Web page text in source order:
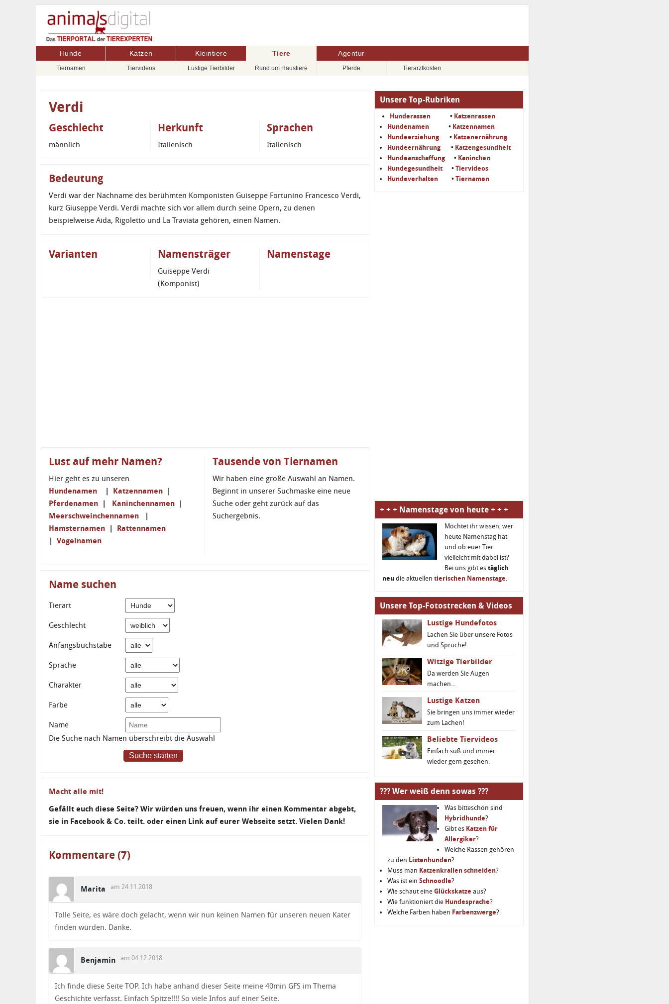
Hunde Katzen Kleintiere Tiere
Tiernamen Tiervideos Lustige Tierbilder Rund um Haustiere Pferde Tierarztkosten
Agentur
Verdi
Geschlecht
männlich
Herkunft
Italienisch
Sprachen
Italienisch
Bedeutung
Verdi war der Nachname des berühmten Komponisten Guiseppe Fortunino Francesco Verdi,
kurz Giuseppe Verdi. Verdi machte sich vor allem durch seine Opern, zu denen
beispielweise Aida, Rigoletto und La Traviata gehören, einen Namen.
Varianten Namensträger
Guiseppe Verdi
(Komponist)
Namenstage
Lust auf mehr Namen?
Hier geht es zu unseren
Hundenamen | Katzennamen |
Pferdenamen | Kaninchennamen |
Meerschweinchennamen |
Hamsternamen | Rattennamen
| Vogelnamen
Tausende von Tiernamen
Wir haben eine große Auswahl an Namen.
Beginnt in unserer Suchmaske eine neue
Suche oder geht zurück auf das
Suchergebnis.
Name suchen
Tierart
Geschlecht
Anfangsbuchstabe
Sprache
Charakter
Farbe
Name
Die Suche nach Namen überschreibt die Auswahl
Suche starten
Macht alle mit!
Gefällt euch diese Seite? Wir würden uns freuen, wenn ihr einen Kommentar abgebt,
sie in Facebook & Co. teilt. oder einen Link auf eurer Webseite setzt. Vielen Dank!
Kommentare (7)
Marita am 24.11.2018
Tolle Seite, es wäre doch gelacht, wenn wir nun keinen Namen für unseren neuen Kater
finden würden. Danke.
Benjamin am 04.12.2018
Ich finde diese Seite TOP. Ich habe anhand dieser Seite meine 40min GFS im Thema
Geschichte verfasst. Einfach Spitze!!!! So viele Infos auf einer Seite.
Unsere Top-Rubriken
Hunderassen • Katzenrassen
Hundenamen
• Katzennamen
Hundeerziehung • Katzenernährung
Hundeernährung • Katzengesundheit
Hundeanschaffung • Kaninchen
Hundegesundheit • Tiervideos
Hundeverhalten • Tiernamen
+ + + Namenstage von heute + + +
Möchtet ihr wissen, wer
heute Namenstag hat
und ob euer Tier
vielleicht mit dabei ist?
Bei uns gibt es täglich
neu die aktuellen tierischen Namenstage.
Unsere Top-Fotostrecken & Videos
Lustige Hundefotos
Lachen Sie über unsere Fotos
und Sprüche!
Witzige Tierbilder
Da werden Sie Augen
machen...
Lustige Katzen
Sie bringen uns immer wieder
zum Lachen!
Beliebte Tiervideos
Einfach süß und immer
wieder gern gesehen.
??? Wer weiß denn sowas ???
Was bitteschön sind
Hybridhunde?
Gibt es Katzen für
Allergiker?
Welche Rassen gehören
zu den Listenhunden?
Muss man Katzenkrallen schneiden?
Was ist ein Schnoodle?
Wie schaut eine Glückskatze aus?
Wie funktioniert die Hundesprache?
Welche Farben haben Farbenzwerge?